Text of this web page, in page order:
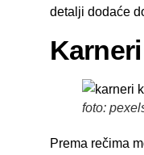
detalji dodaće
Karneri
foto:
Prema rečima